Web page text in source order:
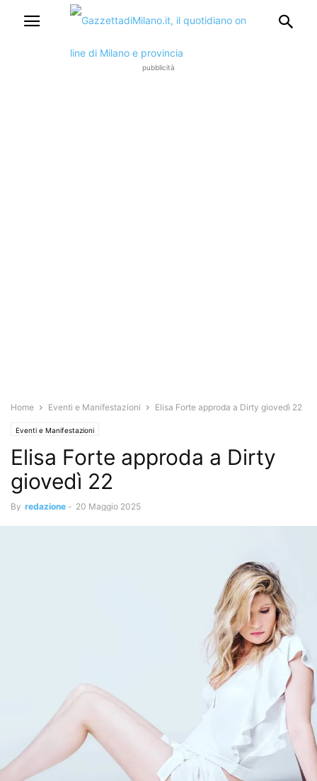
pubblicità
Home Eventi e Manifestazioni Elisa Forte approda a Dirty giovedì 22
Eventi e Manifestazioni
Elisa Forte approda a Dirty
giovedì 22
By redazione - 20 Maggio 2025